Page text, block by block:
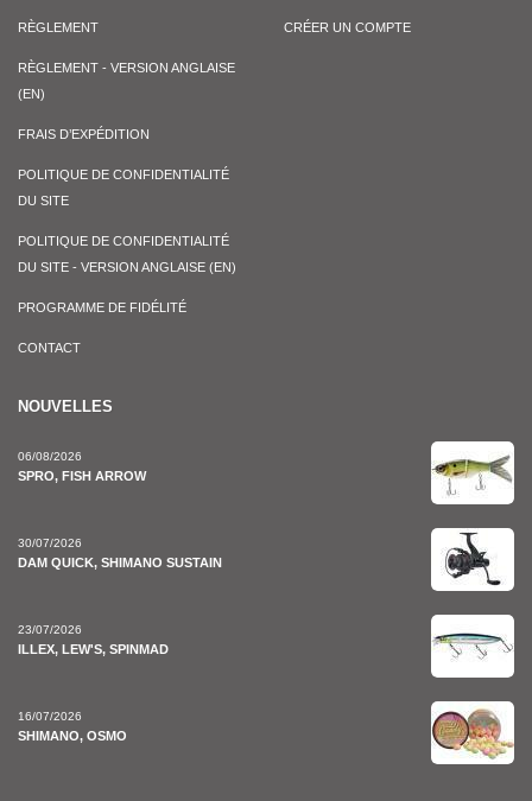
RÈGLEMENT
RÈGLEMENT - VERSION ANGLAISE
(EN)
FRAIS D’EXPÉDITION
POLITIQUE DE CONFIDENTIALITÉ
DU SITE
POLITIQUE DE CONFIDENTIALITÉ
DU SITE - VERSION ANGLAISE (EN)
PROGRAMME DE FIDÉLITÉ
CONTACT
CRÉER UN COMPTE
NOUVELLES
06/08/2026
SPRO, FISH ARROW
30/07/2026
DAM QUICK, SHIMANO SUSTAIN
23/07/2026
ILLEX, LEW'S, SPINMAD
16/07/2026
SHIMANO, OSMO